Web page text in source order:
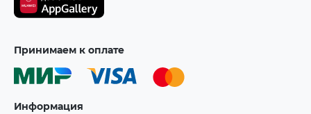
Принимаем к оплате
Информация